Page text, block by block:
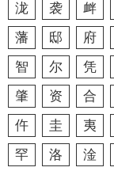
泷
袭 衅
藩
邸 府
智
尔 凭
肇
资 合
仵
圭 夷
罕
洛 淦